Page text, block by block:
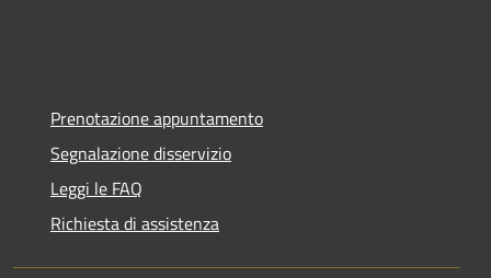
Prenotazione appuntamento
Segnalazione disservizio
Leggi le FAQ
Richiesta di assistenza